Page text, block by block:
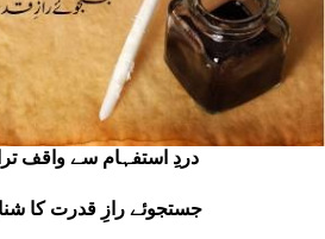
دردِ استفہام سے واقف
جستجوئے رازِ قدرت کا